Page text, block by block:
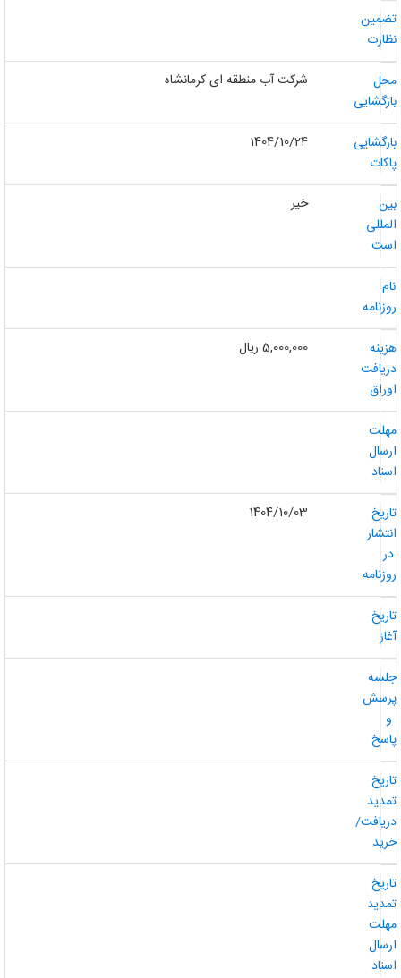
شرکت آب منطقه ای کرمانشاه
1404/10/24
خیر
5,000,000 ریال
1404/10/03